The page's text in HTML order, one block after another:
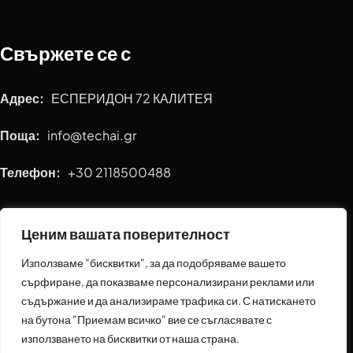
Ценим вашата поверителност
Използваме "бисквитки", за да подобряваме вашето
сърфиране, да показваме персонализирани реклами или
съдържание и да анализираме трафика си. С натискането
на бутона "Приемам всичко" вие се съгласявате с
използването на бисквитки от наша страна.
Свържете се с
Адрес: ЕСПЕРИДОН 72 КАЛИТЕЯ
Поща: info@techai.gr
Телефон: +30 2118500488
Бързи връзки
Както е видяно на
Политика за поверителност